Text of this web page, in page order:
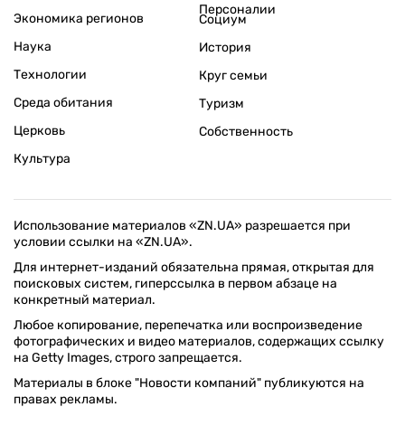
Экономика регионов
Персоналии
Наука
Технологии
Среда обитания
Церковь
Культура
Социум
История
Круг семьи
Туризм
Собственность
Использование материалов «ZN.UA» разрешается при
условии ссылки на «ZN.UA».
Для интернет-изданий обязательна прямая, открытая для
поисковых систем, гиперссылка в первом абзаце на
конкретный материал.
Любое копирование, перепечатка или воспроизведение
фотографических и видео материалов, содержащих ссылку
на Getty Images, строго запрещается.
Материалы в блоке "Новости компаний" публикуются на
правах рекламы.